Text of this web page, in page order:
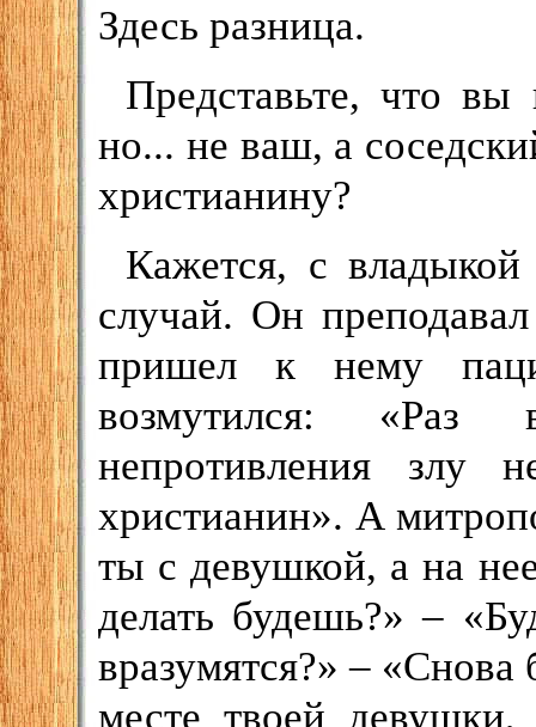
Здесь разница.
Представьте, что вы
но... не ваш, а
христианину?
Кажется, с
случай. Он
пришел к нему
возмутился:
непротивления злу
христианин». А
ты с девушкой, а на
делать будешь?» –
вразумятся?» –
месте твоей